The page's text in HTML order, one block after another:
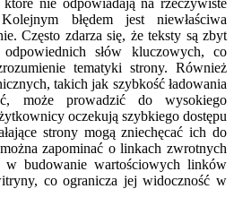
nie odpowiadają na rzeczywiste
błędem jest niewłaściwa
Często zdarza się, że teksty są zbyt
słów kluczowych, co
tematyki strony. Również
takich jak szybkość ładowania
może prowadzić do wysokiego
oczekują szybkiego dostępu
strony mogą zniechęcać ich do
zapominać o linkach zwrotnych
budowanie wartościowych linków
co ogranicza jej widoczność w